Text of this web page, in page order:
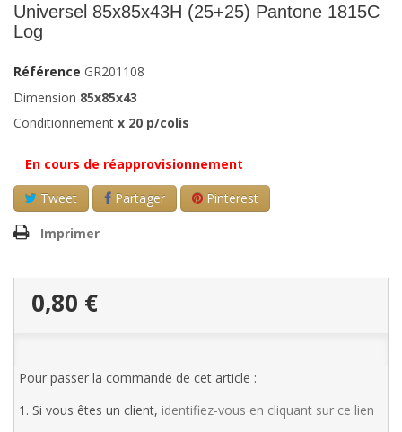
Universel 85x85x43H (25+25) Pantone 1815C
Log
Référence GR201108
Dimension 85x85x43
Conditionnement x 20 p/colis
En cours de réapprovisionnement
Tweet
Partager Pinterest
Imprimer
0,80 €
Pour passer la commande de cet article :
1. Si vous êtes un client, identifiez-vous en cliquant sur ce lien